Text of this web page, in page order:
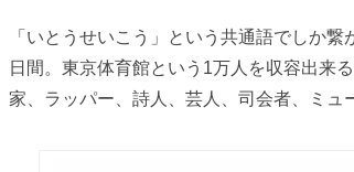
「いとうせいこう」という共通語でしか
日間。東京体育館という1万人を収容出来
家、ラッパー、詩人、芸人、司会者、ミュ